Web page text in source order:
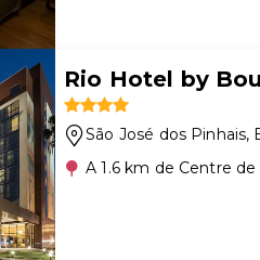
Rio Hotel by
São José dos Pinhais,
A 1.6 km de Centre